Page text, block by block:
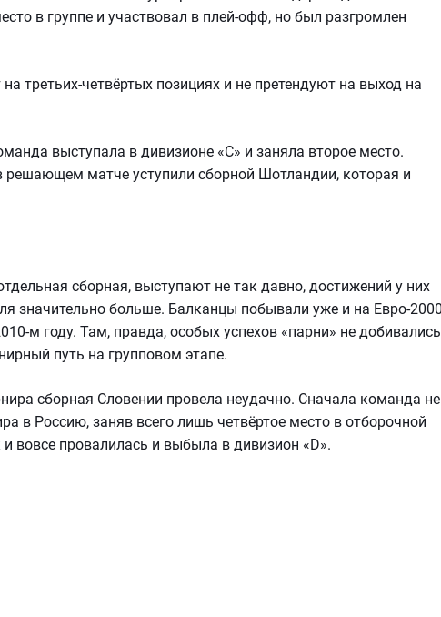
в группе и участвовал в плей-офф, но был разгромлен
третьих-четвёртых позициях и не претендуют на выход на
выступала в дивизионе «С» и заняла второе место.
решающем матче уступили сборной Шотландии, которая и
сборная, выступают не так давно, достижений у них
значительно больше. Балканцы побывали уже и на Евро-
м году. Там, правда, особых успехов «парни» не
путь на групповом этапе.
сборная Словении провела неудачно. Сначала команда не
в Россию, заняв всего лишь четвёртое место в отборочной
вовсе провалилась и выбыла в дивизион «D».